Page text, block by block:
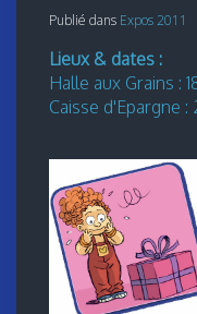
Publié dans Expos 2011
Lieux & dates :
Halle aux Grains :
Caisse d'Epargne